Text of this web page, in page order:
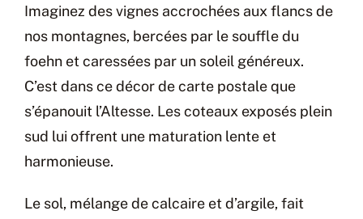
Imaginez des vignes accrochées aux flancs de
nos montagnes, bercées par le souffle du
foehn et caressées par un soleil généreux.
C’est dans ce décor de carte postale que
s’épanouit l’Altesse. Les coteaux exposés plein
sud lui offrent une maturation lente et
harmonieuse.
Le sol, mélange de calcaire et d’argile, fait